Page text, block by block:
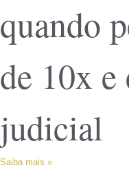
quando
de 10x e
judicial
Saiba mais »